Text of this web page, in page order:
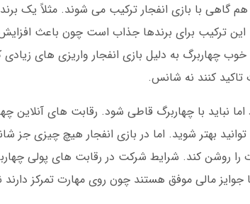
گاهی با بازی انفجار ترکیب می شوند. مثلاً یک
این ترکیب برای برندها جذاب است چون باعث
چهاربرگ به دلیل بازی انفجار واریزی های
تاکید کنند نه شانس.
اما نباید با چهاربرگ قاطی شود. رقابت های آنلاین
بهتر شوید. اما در بازی انفجار هیچ چیزی جز
را روشن کند. شرایط شرکت در رقابت های پولی
مالی موفق هستند چون روی مهارت تمرکز